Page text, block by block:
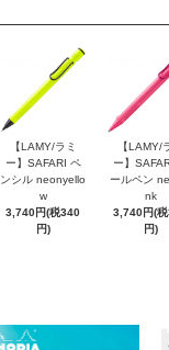
【LAMY/ラミ
ー】SAFARI ペ
ンシル neonyello
w
3,740円(税340
円)
【LAMY/
ー】
ールペン
nk
3,740円(
円)